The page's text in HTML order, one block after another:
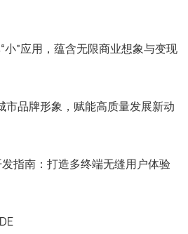
”应用，蕴含无限商业想象与变现
市品牌形象，赋能高质量发展新动
指南：打造多终端无缝用户体验